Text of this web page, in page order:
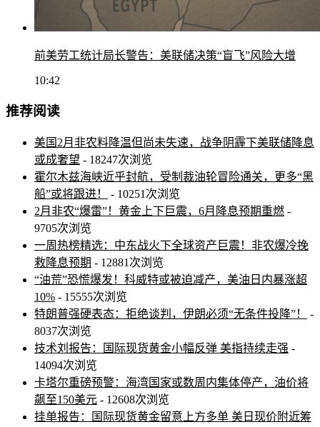
前美劳工统计局长警告：美联储决策“盲飞”风险大增
10:42
推荐阅读
美国2月非农料降温但尚未失速，战争阴霾下美联储降息
或成奢望 - 18247次浏览
霍尔木兹海峡近乎封航，受制裁油轮冒险通关，更多“黑
船”或将跟进！
- 10251次浏览
2月非农“爆雷”！黄金上下巨震，6月降息预期重燃 -
9705次浏览
一周热榜精选：中东战火下全球资产巨震！非农爆冷挽
救降息预期 - 12881次浏览
“油荒”恐慌爆发！科威特或被迫减产，美油日内暴涨超
10% - 15555次浏览
特朗普强硬表态：拒绝谈判，伊朗必须“无条件投降”！
-
8037次浏览
技术刘报告：国际现货黄金小幅反弹 美指持续走强 -
14094次浏览
卡塔尔重磅预警：海湾国家或数周内集体停产，油价将
飙至150美元 - 12608次浏览
挂单报告：国际现货黄金留意上方多单 美日现价附近筹